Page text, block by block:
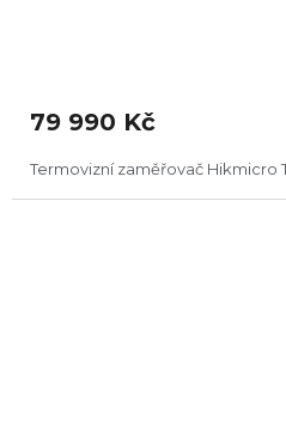
79 990 Kč
Termovizní zaměřovač Hikmicro